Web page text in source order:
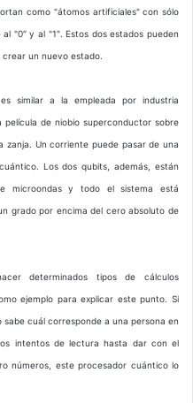
como "átomos artificiales" con sólo
"0″ y al "1″. Estos dos estados pueden
un nuevo estado.
similar a la empleada por industria
de niobio superconductor sobre
zanja. Un corriente puede pasar de una
Los dos qubits, además, están
microondas y todo el sistema está
grado por encima del cero absoluto de
determinados tipos de cálculos
ejemplo para explicar este punto. Si
cuál corresponde a una persona en
intentos de lectura hasta dar con el
números, este procesador cuántico lo